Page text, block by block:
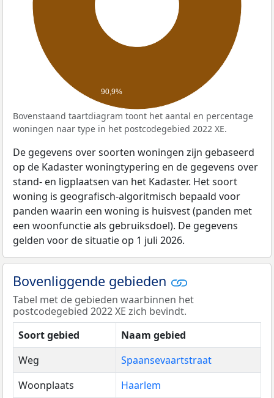
90,9%
Bovenstaand taartdiagram toont het aantal en percentage
woningen naar type in het postcodegebied 2022 XE.
De gegevens over soorten woningen zijn gebaseerd
op de Kadaster woningtypering en de gegevens over
stand- en ligplaatsen van het Kadaster. Het soort
woning is geografisch-algoritmisch bepaald voor
panden waarin een woning is huisvest (panden met
een woonfunctie als gebruiksdoel). De gegevens
gelden voor de situatie op 1 juli 2026.
Bovenliggende gebieden
Tabel met de gebieden waarbinnen het
postcodegebied 2022 XE zich bevindt.
Soort gebied
Naam gebied
Weg
Spaansevaartstraat
Woonplaats
Haarlem